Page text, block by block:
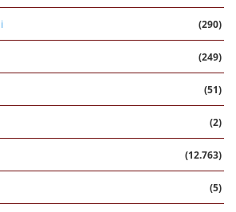
(290)
(249)
(51)
(2)
(12.763)
(5)